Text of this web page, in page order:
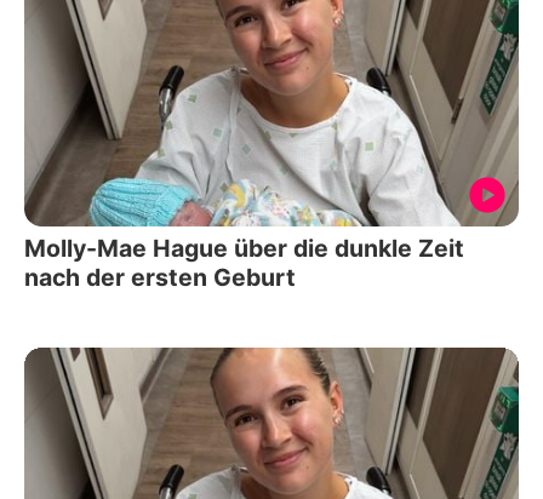
Molly-Mae Hague über die dunkle Zeit
nach der ersten Geburt